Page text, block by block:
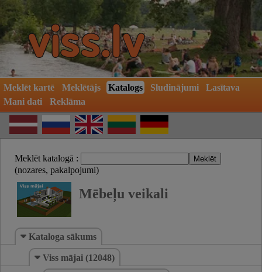
Meklēt kartē Meklētājs Katalogs Sludinājumi
Lasītava
Mani dati
Reklāma
Meklēt katalogā :
(nozares, pakalpojumi)
Mēbeļu veikali
Kataloga sākums
Viss mājai (12048)